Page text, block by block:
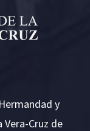
y
Cruz de